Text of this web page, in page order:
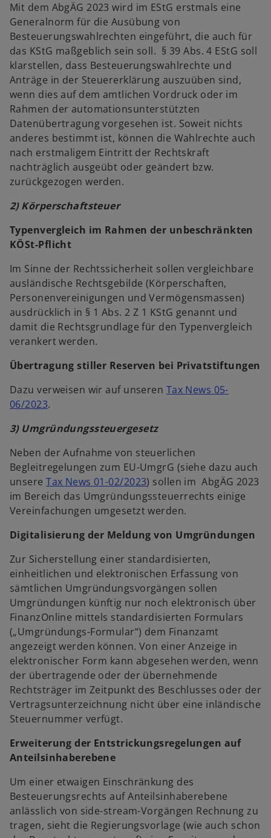
Mit dem AbgÄG 2023 wird im EStG erstmals eine
Generalnorm für die Ausübung von
Besteuerungswahlrechten eingeführt, die auch für
das KStG maßgeblich sein soll. § 39 Abs. 4 EStG soll
klarstellen, dass Besteuerungswahlrechte und
Anträge in der Steuererklärung auszuüben sind,
wenn dies auf dem amtlichen Vordruck oder im
Rahmen der automationsunterstützten
Datenübertragung vorgesehen ist. Soweit nichts
anderes bestimmt ist, können die Wahlrechte auch
nach erstmaligem Eintritt der Rechtskraft
nachträglich ausgeübt oder geändert bzw.
zurückgezogen werden.
2) Körperschaftsteuer
Typenvergleich im Rahmen der unbeschränkten
KÖSt-Pflicht
Im Sinne der Rechtssicherheit sollen vergleichbare
ausländische Rechtsgebilde (Körperschaften,
Personenvereinigungen und Vermögensmassen)
ausdrücklich in § 1 Abs. 2 Z 1 KStG genannt und
damit die Rechtsgrundlage für den Typenvergleich
verankert werden.
Übertragung stiller Reserven bei Privatstiftungen
Dazu verweisen wir auf unseren Tax News 05-
06/2023.
3) Umgründungssteuergesetz
Neben der Aufnahme von steuerlichen
Begleitregelungen zum EU-UmgrG (siehe dazu auch
unsereTax News 01-02/2023) sollen im AbgÄG 2023
im Bereich das Umgründungssteuerrechts einige
Vereinfachungen umgesetzt werden.
Digitalisierung der Meldung von Umgründungen
Zur Sicherstellung einer standardisierten,
einheitlichen und elektronischen Erfassung von
sämtlichen Umgründungsvorgängen sollen
Umgründungen künftig nur noch elektronisch über
FinanzOnline mittels standardisierten Formulars
(„Umgründungs-Formular“) dem Finanzamt
angezeigt werden können. Von einer Anzeige in
elektronischer Form kann abgesehen werden, wenn
der übertragende oder der übernehmende
Rechtsträger im Zeitpunkt des Beschlusses oder der
Vertragsunterzeichnung nicht über eine inländische
Steuernummer verfügt.
Erweiterung der Entstrickungsregelungen auf
Anteilsinhaberebene
Um einer etwaigen Einschränkung des
Besteuerungsrechts auf Anteilsinhaberebene
anlässlich von side-stream-Vorgängen Rechnung zu
tragen, sieht die Regierungsvorlage (wie auch schon